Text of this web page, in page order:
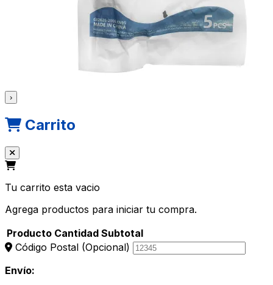
›
Carrito
Tu carrito esta vacio
Agrega productos para iniciar tu compra.
Producto Cantidad Subtotal
Código Postal (Opcional)
Envío: